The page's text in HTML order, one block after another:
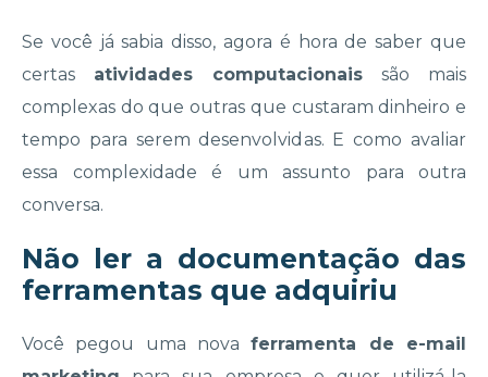
Se você já sabia disso, agora é hora de saber que
certas atividades computacionais são mais
complexas do que outras que custaram dinheiro e
tempo para serem desenvolvidas. E como avaliar
essa complexidade é um assunto para outra
conversa.
Não ler a documentação das
ferramentas que adquiriu
Você pegou uma novaferramenta de e-mail